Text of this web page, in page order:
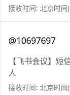
接收时间: 北京时
@10697697
【飞书会议】
人
接收时间: 北京时